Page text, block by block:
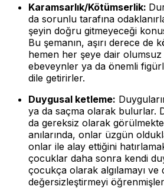
Karamsarlık/Kötümserlik:
da sorunlu tarafına
şeyin doğru gitmeyeceği
Bu şemanın, aşırı derece de
hemen her şeye dair olumsuz
ebeveynler ya da önemli
dile getirirler.
Duygusal ketleme:
ya da saçma olarak bulurlar.
da gereksiz olarak
anılarında, onlar üzgün
onlar ile alay ettiğini
çocuklar daha sonra kendi
çocukça olarak algılamayı
değersizleştirmeyi